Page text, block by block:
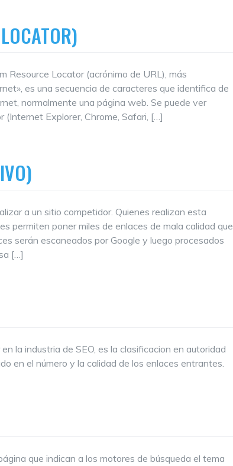
Resource Locator (acrónimo de URL), más
es una secuencia de caracteres que identifica de
normalmente una página web. Se puede ver
(Internet Explorer, Chrome, Safari, […]
a un sitio competidor. Quienes realizan esta
permiten poner miles de enlaces de mala calidad que
serán escaneados por Google y luego procesados
[…]
la industria de SEO, es la clasificacion en autoridad
en el número y la calidad de los enlaces entrantes.
que indican a los motores de búsqueda el tema